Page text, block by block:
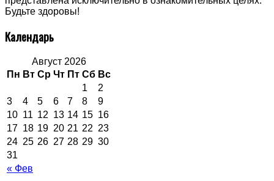
Будьте здоровы!
Календарь
Август 2026
Пн Вт Ср Чт Пт Сб Вс
« Фев
1
2
3
4 5 6 7 8
9
10 11 12 13 14 15 16
17 18 19 20 21 22 23
24 25 26 27 28 29 30
31